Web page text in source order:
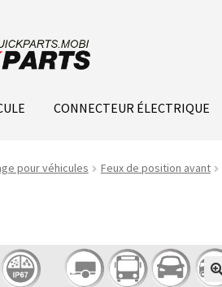
CONNECTEUR ÉLECTRIQUE
pour véhicules Feux de position avant